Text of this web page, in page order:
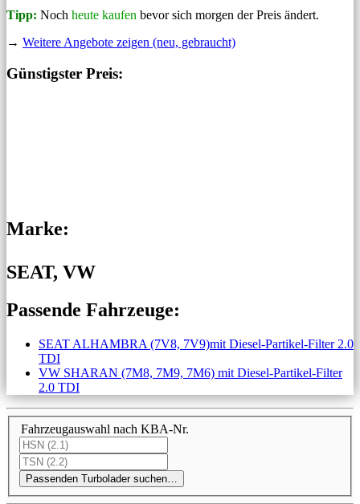
Tipp: Noch heute kaufen bevor sich morgen der Preis ändert.
→ Weitere Angebote zeigen (neu, gebraucht)
Günstigster Preis:
Marke:
SEAT, VW
Passende Fahrzeuge:
SEAT ALHAMBRA (7V8, 7V9)mit Diesel-Partikel-Filter 2.0
TDI
VW SHARAN (7M8, 7M9, 7M6) mit Diesel-Partikel-Filter
2.0 TDI
Fahrzeugauswahl nach KBA-Nr.
Passenden Turbolader suchen…